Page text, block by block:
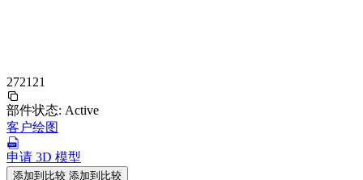
272121
部件状态: Active
客户绘图
申请 3D 模型
添加到比较 添加到比较